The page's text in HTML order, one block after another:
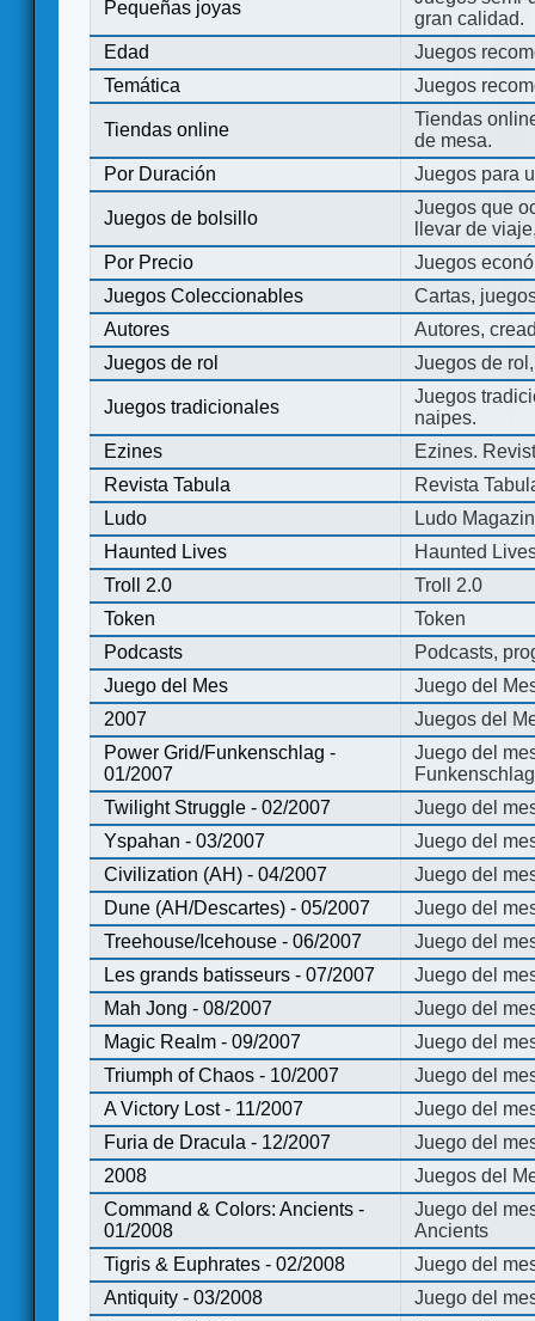
Pequeñas joyas
gran calidad.
Edad
Juegos
Temática
Juegos
Tiendas online
Tiendas
de mesa.
Por Duración
Juegos para
Juegos de bolsillo
Juegos que
llevar de
Por Precio
Juegos
Juegos Coleccionables
Cartas,
Autores
Autores,
Juegos de rol
Juegos de
Juegos tradicionales
Juegos
naipes.
Ezines
Ezines.
Revista Tabula
Revista
Ludo
Ludo
Haunted Lives
Haunted
Troll 2.0
Troll 2.0
Token
Token
Podcasts
Podcasts,
Juego del Mes
Juego del
2007
Juegos del
Power Grid/Funkenschlag -
01/2007
Juego del
Twilight Struggle - 02/2007
Juego del
Yspahan - 03/2007
Juego del
Civilization (AH) - 04/2007
Juego del
Dune (AH/Descartes) - 05/2007
Juego del
Treehouse/Icehouse - 06/2007
Juego del
Les grands batisseurs - 07/2007
Juego del
Mah Jong - 08/2007
Juego del
Magic Realm - 09/2007
Juego del
Triumph of Chaos - 10/2007
Juego del
A Victory Lost - 11/2007
Juego del
Furia de Dracula - 12/2007
Juego del
2008
Juegos del
Command & Colors: Ancients -
01/2008
Juego del
Ancients
Tigris & Euphrates - 02/2008
Juego del
Antiquity - 03/2008
Juego del